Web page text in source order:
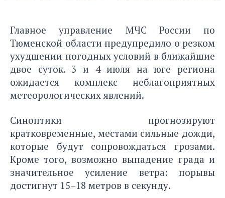
Главное управление МЧС России по
Тюменской области предупредило о резком
ухудшении погодных условий в ближайшие
двое суток. 3 и 4 июля на юге региона
ожидается комплекс неблагоприятных
метеорологических явлений.
Синоптики прогнозируют
кратковременные, местами сильные дожди,
которые будут сопровождаться грозами.
Кроме того, возможно выпадение града и
значительное усиление ветра: порывы
достигнут 15–18 метров в секунду.